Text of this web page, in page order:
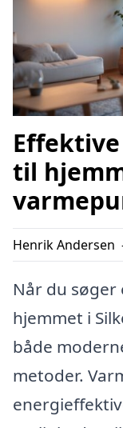
til
Henrik Andersen
Når du
hjemmet i
både
metoder.